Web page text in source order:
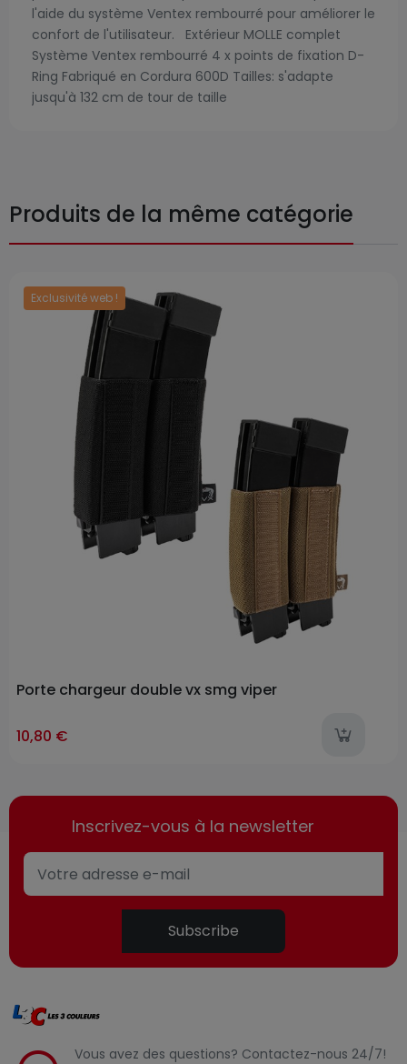
l'aide du système Ventex rembourré pour améliorer le
confort de l'utilisateur. Extérieur MOLLE complet
Système Ventex rembourré 4 x points de fixation D-
Ring Fabriqué en Cordura 600D Tailles: s'adapte
jusqu'à 132 cm de tour de taille
Produits de la même catégorie
Exclusivité web !
Porte chargeur double vx smg viper
10,80 €
Inscrivez-vous à la newsletter
Subscribe
Vous avez des questions? Contactez-nous 24/7!